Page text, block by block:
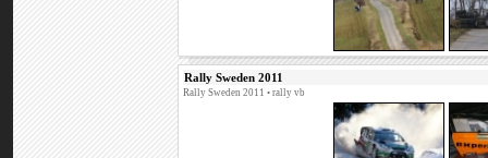
Rally Sweden 2011
Rally Sweden 2011 • rally vb